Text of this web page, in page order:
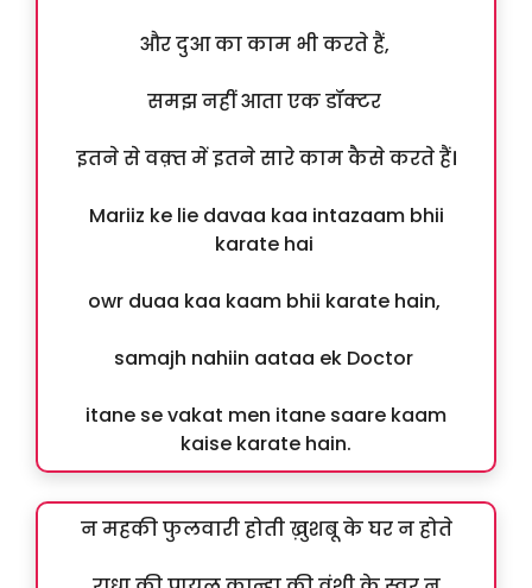
और दुआ का काम भी करते हैं,
समझ नहीं आता एक डॉक्टर
इतने से वक़्त में इतने सारे काम कैसे करते हैं।
Mariiz ke lie davaa kaa intazaam bhii
karate hai
owr duaa kaa kaam bhii karate hain,
samajh nahiin aataa ek Doctor
itane se vakat men itane saare kaam
kaise karate hain.
न महकी फुलवारी होती ख़ुशबू के घर न होते